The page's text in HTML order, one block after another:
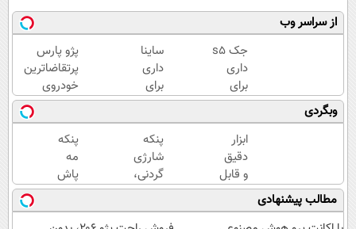
از سراسر وب
جک s5
داری
برای
فروش؟
با
کارنامه
به
بهترین
قیمت
بفروش!
ساینا
داری
برای
فروش؟
با
کارنامه
به
بهترین
قیمت
بفروش!
پژو پارس
پرتقاضاترین
خودروی
ایران | برای
فروشش
فرصت رو از
دست نده!
وبگردی
ابزار
دقیق
و قابل
اعتماد
برای
پنکه
شارژی
گردنی،
با
قیمت
پنکه
مه
پاش
دو
طبقه
مطالب پیشنهادی